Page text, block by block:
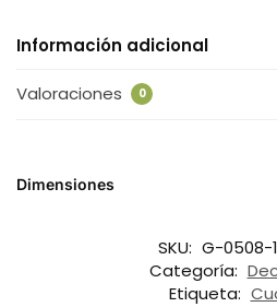
Información adicional
Valoraciones 0
Dimensiones
SKU: G-0508-
Categoría:
Etiqueta: